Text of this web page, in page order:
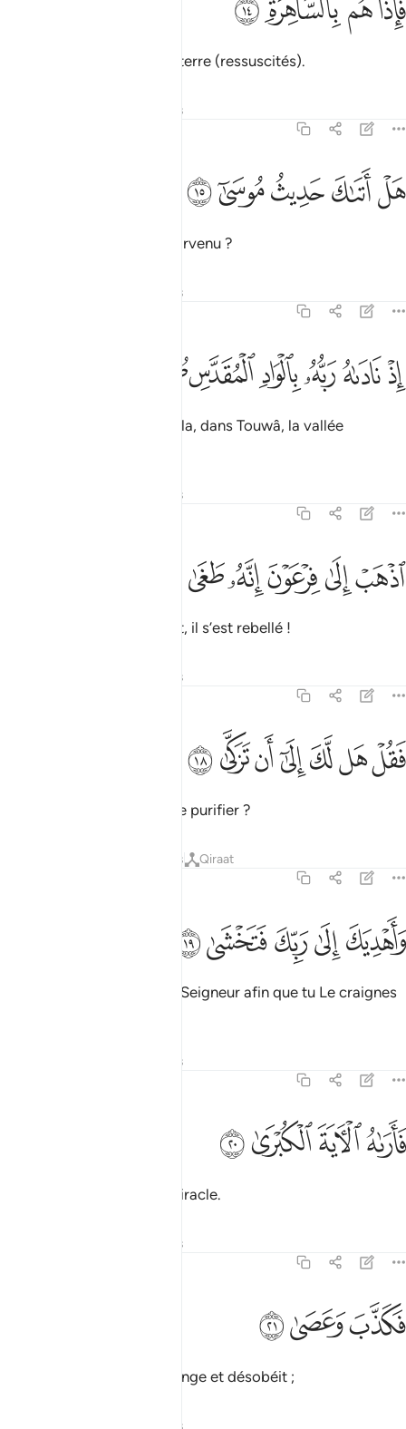
فَإِذَا هُم بِٱلسَّاهِرَةِ ١٤
et voilà qu’ils seront sur la terre (ressuscités).
Réflexions
هل اتاك حديث موسى ١٥
هَلْ أَتَىٰكَ حَدِيثُ مُوسَىٰٓ ١٥
ﳉﳊﳋﳌﳍ
Le récit de Moïse t’est-il parvenu ?
Réflexions
اذ ناداه ربه بالواد المقدس طوى ١٦
إِذْ نَادَىٰهُ رَبُّهُۥ بِٱلْوَادِ ٱلْمُقَدَّسِ طُوًى ١٦
ﳎﳏﳐﳑﳒﳓ
Quand son Seigneur l’appela, dans Touwâ, la vallée
Réflexions
اذهب الى فرعون انه طغى ١٧
ٱذْهَبْ إِلَىٰ فِرْعَوْنَ إِنَّهُۥ طَغَىٰ ١٧
ﱁﱂﱃﱄﱅ
"Va vers Pharaon. Vraiment, il s’est rebellé !
Réflexions
فقل هل لك الى ان تزكى ١٨
فَقُلْ هَل لَّكَ إِلَىٰٓ أَن تَزَكَّىٰ ١٨
ﱇﱈﱉﱊﱋﱌﱍ
Puis dis-lui : "Voudrais-tu te purifier ?
Réflexions Qiraat
واهديك الى ربك فتخشى ١٩
وَأَهْدِيَكَ إِلَىٰ رَبِّكَ فَتَخْشَىٰ ١٩
ﱎﱏﱐﱑﱒ
et que je te guide vers ton Seigneur afin que tu Le craignes
Réflexions
فاراه الاية الكبرى ٢٠
فَأَرَىٰهُ ٱلْـَٔايَةَ ٱلْكُبْرَىٰ ٢٠
ﱓﱔﱕﱖ
Il lui fit voir le très grand miracle.
Réflexions
فكذب وعصى ٢١
فَكَذَّبَ وَعَصَىٰ ٢١
ﱗﱘﱙ
Mais il le qualifia de mensonge et désobéit ;
Réflexions